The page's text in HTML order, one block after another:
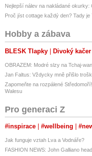
Nejlepší nálev na nakládané
Proč jíst cottage každý den? Tady
Hobby a zábava
BLESK Tlapky Divoký kačer
OBRAZEM: Modré slzy na Tchaj-
Jan Faltus: Vždycky mně přišlo
Zapomeňte na rozpálené
Walesu
Pro generaci Z
#inspirace #wellbeing
Jak funguje vztah Lva a Vodnáře?
FASHION NEWS: John Galliano